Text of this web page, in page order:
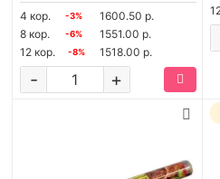
4 кор.
-3%
1600.50 р.
8 кор.
-6%
1551.00 р.
12 кор.
-8% 1518.00 р.
+
-